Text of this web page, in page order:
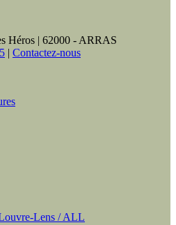
Héros | 62000 - ARRAS
| Contactez-nous
Lens / ALL